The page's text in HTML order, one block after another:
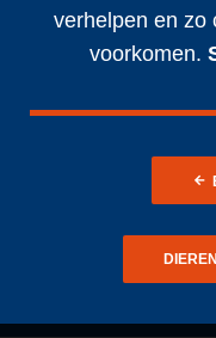
verhelpen en zo
voorkomen.